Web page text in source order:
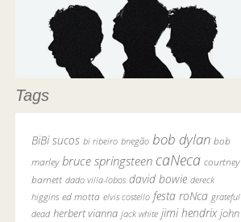
Tags
BiBi sucos bi ribeiro bnegão bob dylan bob
marley bruce springsteen caNeca courtney
barnett dado villa-lobos david bowie dereck
higgins ed motta elvis costello festa roNca grateful
dead herbert vianna jack white jimi hendrix john